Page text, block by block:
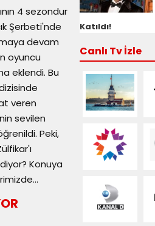
4 sezondur
Şerbeti'nde
devam
oyuncu
eklendi. Bu
veren
sevilen
Peki,
Konuya
Katıldı!
Canlı Tv İzle